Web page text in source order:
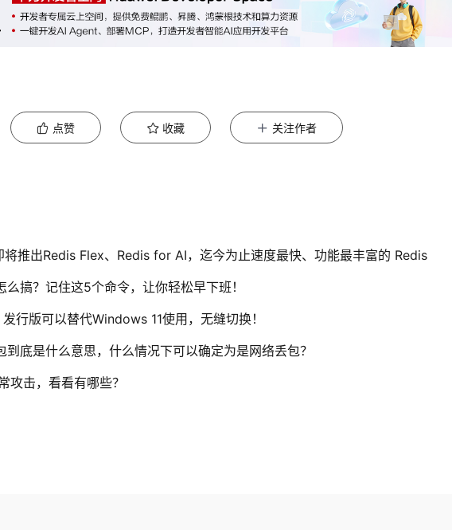
点赞 收藏 关注作者
推出Redis Flex、Redis for AI，迄今为止速度最快、功能最丰富的 Redis
搞？记住这5个命令，让你轻松早下班！
行版可以替代Windows 11使用，无缝切换！
到底是什么意思，什么情况下可以确定为是网络丢包？
攻击，看看有哪些？